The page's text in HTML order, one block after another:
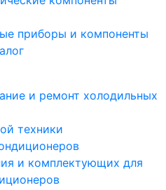
приборы и компоненты
и ремонт холодильных
техники
и комплектующих для